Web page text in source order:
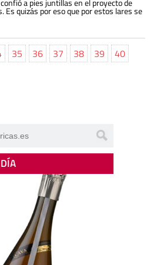
a pies juntillas en el proyecto de
Es quizás por eso que por estos lares se
35 36 37 38 39
40